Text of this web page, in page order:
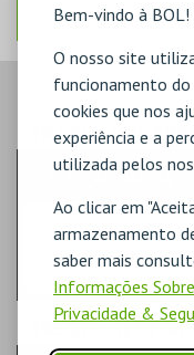
Bem-vindo à BOL!
O nosso site
funcionamento
cookies que nos
experiência e a
utilizada pelos
Ao clicar em
armazenamento
saber mais
Informações
Privacidade &
PASSO-
SELECÇÃO RÁPIDA
Indique a quantidade
Na planta, selecione
PASSO- SECTOR